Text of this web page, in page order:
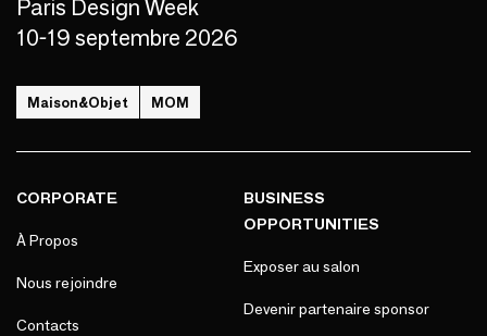
Paris Design Week
10-19 septembre 2026
Maison&Objet MOM
CORPORATE
À Propos
Nous rejoindre
Contacts
BUSINESS
OPPORTUNITIES
Exposer au salon
Devenir partenaire sponsor